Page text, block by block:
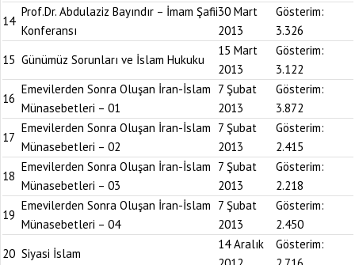
14
Prof.Dr. Abdulaziz Bayındır – İmam Şafii
Konferansı
30 Mart
2013
Gösterim:
3.326
15 Günümüz Sorunları ve İslam Hukuku
15 Mart
2013
Gösterim:
3.122
16
Emevilerden Sonra Oluşan İran-İslam
Münasebetleri – 01
7 Şubat
2013
Gösterim:
3.872
17
Emevilerden Sonra Oluşan İran-İslam
Münasebetleri – 02
7 Şubat
2013
Gösterim:
2.415
18
Emevilerden Sonra Oluşan İran-İslam
Münasebetleri – 03
7 Şubat
2013
Gösterim:
2.218
19
Emevilerden Sonra Oluşan İran-İslam
Münasebetleri – 04
7 Şubat
2013
Gösterim:
2.450
20 Siyasi İslam
14 Aralık
Gösterim: